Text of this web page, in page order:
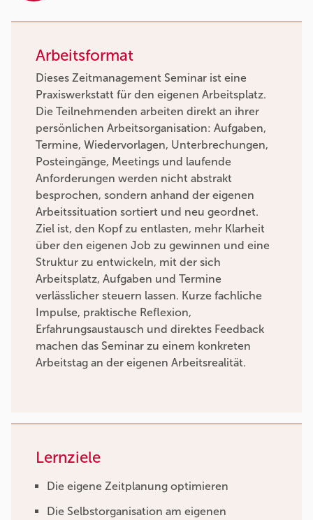
Arbeitsformat
Dieses Zeitmanagement Seminar ist eine
Praxiswerkstatt für den eigenen Arbeitsplatz.
Die Teilnehmenden arbeiten direkt an ihrer
persönlichen Arbeitsorganisation: Aufgaben,
Termine, Wiedervorlagen, Unterbrechungen,
Posteingänge, Meetings und laufende
Anforderungen werden nicht abstrakt
besprochen, sondern anhand der eigenen
Arbeitssituation sortiert und neu geordnet.
Ziel ist, den Kopf zu entlasten, mehr Klarheit
über den eigenen Job zu gewinnen und eine
Struktur zu entwickeln, mit der sich
Arbeitsplatz, Aufgaben und Termine
verlässlicher steuern lassen. Kurze fachliche
Impulse, praktische Reflexion,
Erfahrungsaustausch und direktes Feedback
machen das Seminar zu einem konkreten
Arbeitstag an der eigenen Arbeitsrealität.
Lernziele
Die eigene Zeitplanung optimieren
Die Selbstorganisation am eigenen